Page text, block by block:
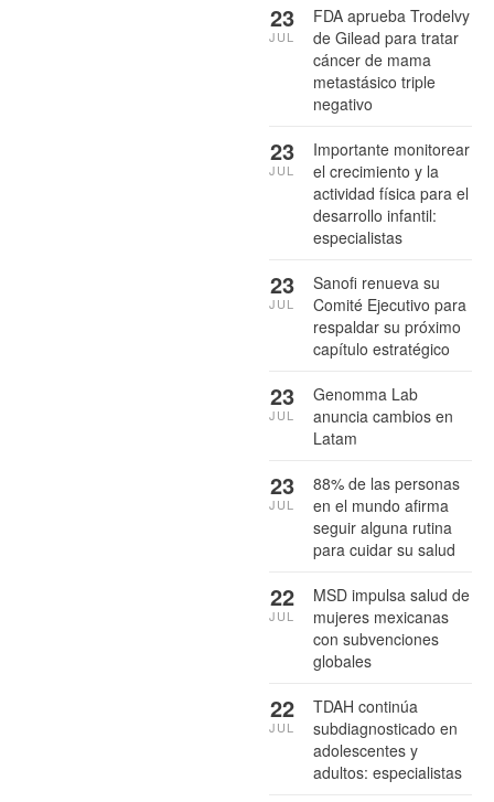
FDA aprueba Trodelvy
de Gilead para tratar
cáncer de mama
metastásico triple
negativo
23
JUL
Importante monitorear
el crecimiento y la
actividad física para el
desarrollo infantil:
especialistas
23
JUL
Sanofi renueva su
Comité Ejecutivo para
respaldar su próximo
capítulo estratégico
23
JUL
Genomma Lab
anuncia cambios en
Latam
23
JUL
88% de las personas
en el mundo afirma
seguir alguna rutina
para cuidar su salud
23
JUL
MSD impulsa salud de
mujeres mexicanas
con subvenciones
globales
22
JUL
TDAH continúa
subdiagnosticado en
adolescentes y
adultos: especialistas
22
JUL